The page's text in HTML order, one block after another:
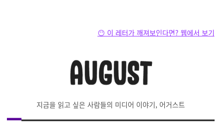
😶 이 레터가 깨져보인다면? 웹에서 보기
지금을 읽고 싶은 사람들의 미디어 이야기, 어거스트